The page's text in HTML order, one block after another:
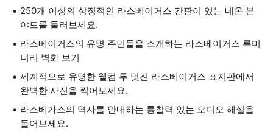
250개 이상의 상징적인 라스베이거스 간판이 있는 네온 본
야드를 둘러보세요.
라스베이거스의 유명 주민들을 소개하는 라스베이거스 루미
너리 벽화 보기
세계적으로 유명한 웰컴 투 멋진 라스베이거스 표지판에서
완벽한 사진을 찍어보세요.
라스베가스의 역사를 안내하는 통찰력 있는 오디오 해설을
들어보세요.